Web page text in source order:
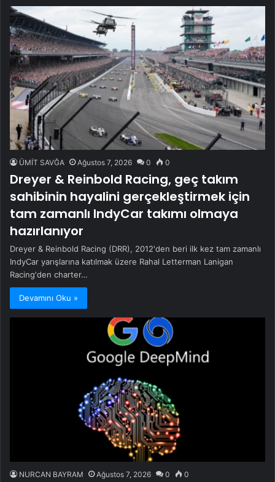
ÜMİT SAVĞA Ağustos 7, 2026 0 0
Dreyer & Reinbold Racing, geç takım
sahibinin hayalini gerçekleştirmek için
tam zamanlı IndyCar takımı olmaya
hazırlanıyor
Dreyer & Reinbold Racing (DRR), 2012'den beri ilk kez tam zamanlı
IndyCar yarışlarına katılmak üzere Rahal Letterman Lanigan
Racing'den charter…
Devamını Oku »
NURCAN BAYRAM Ağustos 7, 2026 0 0